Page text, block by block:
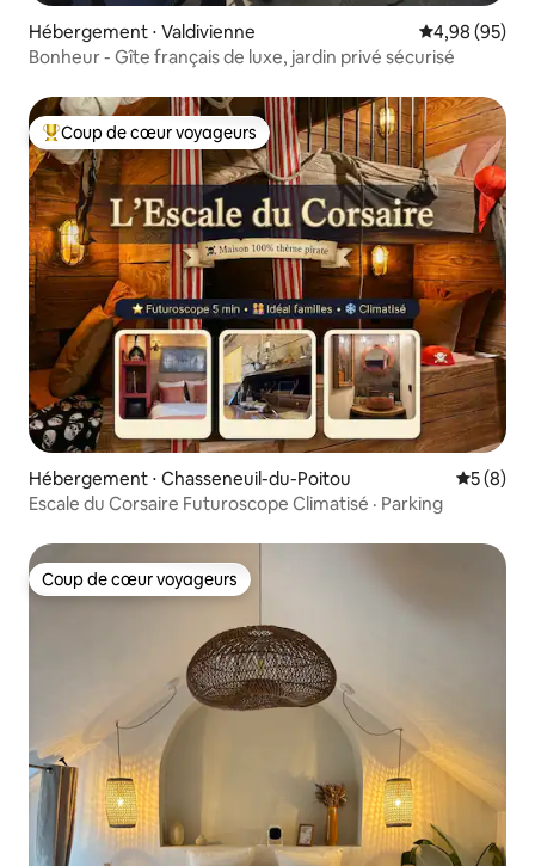
Hébergement ⋅ Valdivienne Évaluation
4,98 (95)
Bonheur - Gîte français de luxe, jardin privé sécurisé
Coups de cœur voyageurs les plus appréciés
Coup de cœur voyageurs
Hébergement ⋅ Chasseneuil-du-Poitou
5 (8)
Escale du Corsaire Futuroscope Climatisé · Parking
Coup de cœur voyageurs
Coup de cœur voyageurs